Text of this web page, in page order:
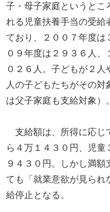
子・母子家庭というとこ
れる児童扶養手当の受給
ており、２００７年度は
０９年度は２９３６人、
０２６人。子どもが２
人の子どもたちがその
は父子家庭も支給対象）。
支給額は、所得に応じ
ら４万１４３０円、児
９４３０円。しかし満
ても「就業意欲が見られ
給停止となる。